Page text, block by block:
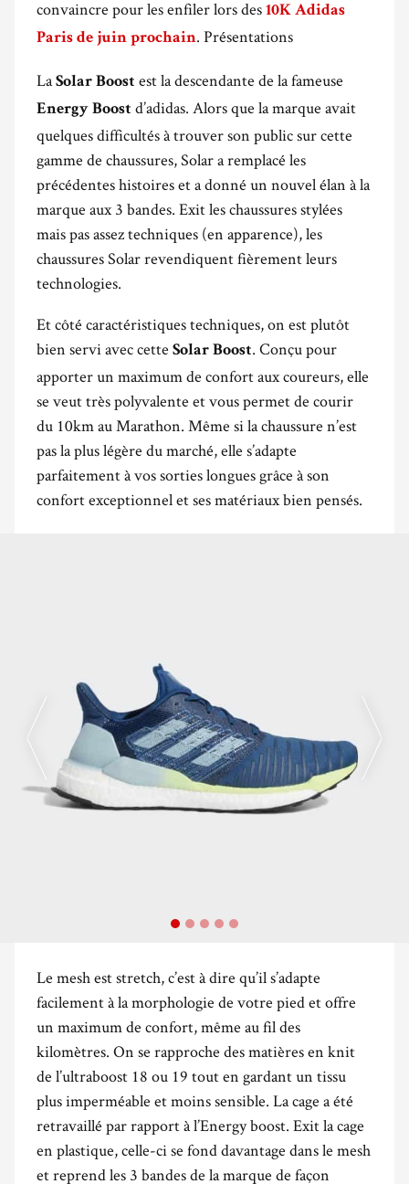
convaincre pour les enfiler lors des 10K Adidas
Paris de juin prochain. Présentations
LaSolar Boost est la descendante de la fameuse
Energy Boost d’adidas. Alors que la marque avait
quelques difficultés à trouver son public sur cette
gamme de chaussures, Solar a remplacé les
précédentes histoires et a donné un nouvel élan à la
marque aux 3 bandes. Exit les chaussures stylées
mais pas assez techniques (en apparence), les
chaussures Solar revendiquent fièrement leurs
technologies.
Et côté caractéristiques techniques, on est plutôt
bien servi avec cette Solar Boost. Conçu pour
apporter un maximum de confort aux coureurs, elle
se veut très polyvalente et vous permet de courir
du 10km au Marathon. Même si la chaussure n’est
pas la plus légère du marché, elle s’adapte
parfaitement à vos sorties longues grâce à son
confort exceptionnel et ses matériaux bien pensés.
Le mesh est stretch, c’est à dire qu’il s’adapte
facilement à la morphologie de votre pied et offre
un maximum de confort, même au fil des
kilomètres. On se rapproche des matières en knit
de l’ultraboost 18 ou 19 tout en gardant un tissu
plus imperméable et moins sensible. La cage a été
retravaillé par rapport à l’Energy boost. Exit la cage
en plastique, celle-ci se fond davantage dans le mesh
et reprend les 3 bandes de la marque de façon